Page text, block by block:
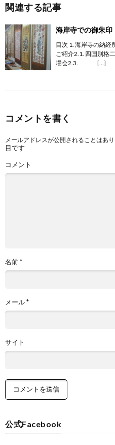
関連する記事
海岸寺での御朱印
目次 1. 海岸寺の納経
ご紹介2.1. 四国別
場会2.3. […]
コメントを書く
メールアドレスが公開されることはあり
目です
コメント
名前*
メール*
サイト
公式Facebook